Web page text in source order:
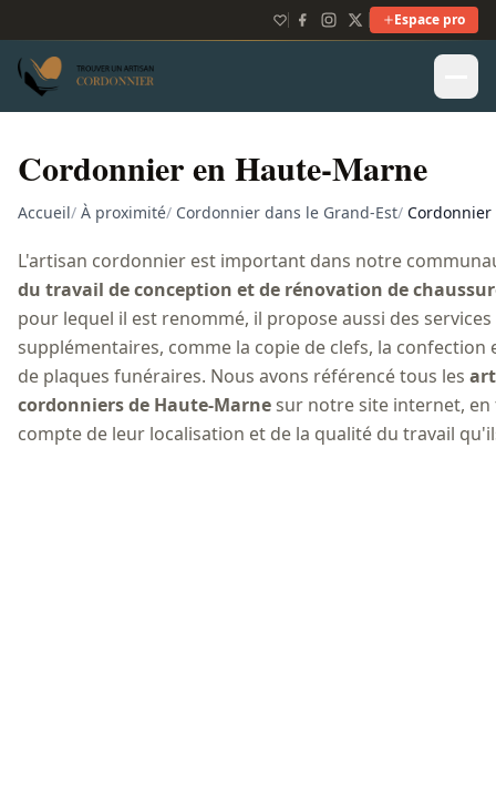
Espace pro
Cordonnier en Haute-Marne
Accueil/ À proximité/ Cordonnier dans le Grand-Est/
L'artisan cordonnier est important dans notre
du travail de conception et de rénovation de
pour lequel il est renommé, il propose aussi des services
supplémentaires, comme la copie de clefs, la confection
de plaques funéraires. Nous avons référencé tous les
cordonniers de Haute-Marnesur notre site internet,
compte de leur localisation et de la qualité du travail